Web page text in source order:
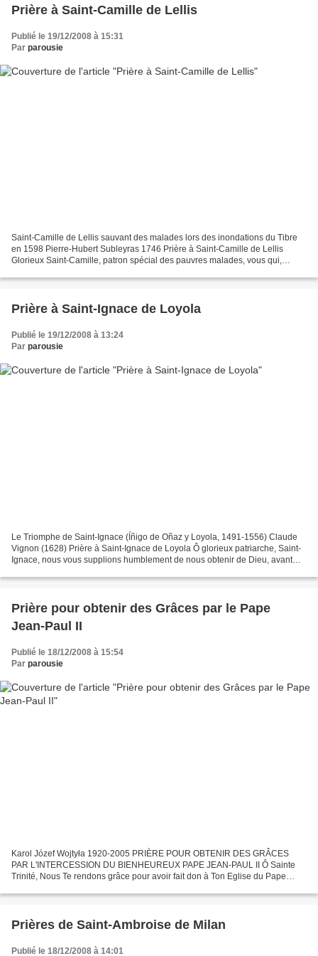
Prière à Saint-Camille de Lellis
Publié le 19/12/2008 à 15:31
Par parousie
Saint-Camille de Lellis sauvant des malades lors des inondations du Tibre
en 1598 Pierre-Hubert Subleyras 1746 Prière à Saint-Camille de Lellis
Glorieux Saint-Camille, patron spécial des pauvres malades, vous qui,
Prière à Saint-Ignace de Loyola
Publié le 19/12/2008 à 13:24
Par parousie
Le Triomphe de Saint-Ignace (Íñigo de Oñaz y Loyola, 1491-1556) Claude
Vignon (1628) Prière à Saint-Ignace de Loyola Ô glorieux patriarche, Saint-
Ignace, nous vous supplions humblement de nous obtenir de Dieu, avant
Prière pour obtenir des Grâces par le Pape
Jean-Paul II
Publié le 18/12/2008 à 15:54
Par parousie
Karol Józef Wojtyła 1920-2005 PRIÈRE POUR OBTENIR DES GRÂCES
PAR L'INTERCESSION DU BIENHEUREUX PAPE JEAN-PAUL II Ô Sainte
Trinité, Nous Te rendons grâce pour avoir fait don à Ton Eglise du Pape
Prières de Saint-Ambroise de Milan
Publié le 18/12/2008 à 14:01